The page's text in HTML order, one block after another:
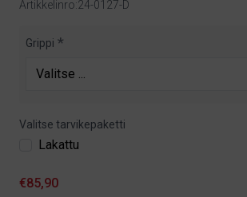
Artikkelinro:24-0127-D
Product information
Grippi
Valitse tarvikepaketti
Lakattu
€85,90